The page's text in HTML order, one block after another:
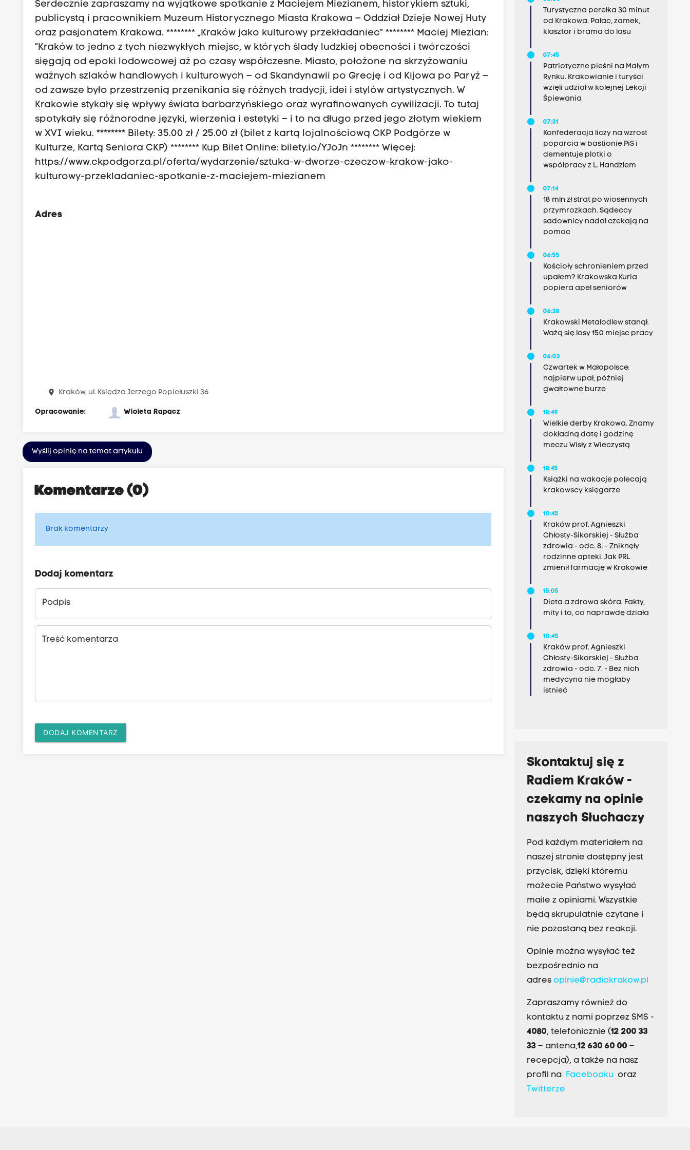
Serdecznie zapraszamy na wyjątkowe spotkanie z Maciejem Miezianem, historykiem sztuki,
publicystą i pracownikiem Muzeum Historycznego Miasta Krakowa – Oddział Dzieje Nowej Huty
oraz pasjonatem Krakowa. ******** „Kraków jako kulturowy przekładaniec” ******** Maciej Miezian:
”Kraków to jedno z tych niezwykłych miejsc, w których ślady ludzkiej obecności i twórczości
sięgają od epoki lodowcowej aż po czasy współczesne. Miasto, położone na skrzyżowaniu
ważnych szlaków handlowych i kulturowych – od Skandynawii po Grecję i od Kijowa po Paryż –
od zawsze było przestrzenią przenikania się różnych tradycji, idei i stylów artystycznych. W
Krakowie stykały się wpływy świata barbarzyńskiego oraz wyrafinowanych cywilizacji. To tutaj
spotykały się różnorodne języki, wierzenia i estetyki – i to na długo przed jego złotym wiekiem
w XVI wieku. ******** Bilety: 35.00 zł / 25.00 zł (bilet z kartą lojalnościową CKP Podgórze w
Kulturze, Kartą Seniora CKP) ******** Kup Bilet Online: bilety.io/YJoJn ******** Więcej:
https://www.ckpodgorza.pl/oferta/wydarzenie/sztuka-w-dworze-czeczow-krakow-jako-
kulturowy-przekladaniec-spotkanie-z-maciejem-miezianem
Adres
place Kraków, ul. Księdza Jerzego Popiełuszki 36
Opracowanie: Wioleta Rapacz
Wyślij opinię na temat artykułu
Komentarze (0)
Brak komentarzy
Dodaj komentarz
Podpis
Treść komentarza
DODAJ KOMENTARZ
Turystyczna perełka 30 minut
od Krakowa. Pałac, zamek,
klasztor i brama do lasu
07:45
Patriotyczne pieśni na Małym
Rynku. Krakowianie i turyści
wzięli udział w kolejnej Lekcji
Śpiewania
07:31
Konfederacja liczy na wzrost
poparcia w bastionie PiS i
dementuje plotki o
współpracy z L. Handzlem
07:14
18 mln zł strat po wiosennych
przymrozkach. Sądeccy
sadownicy nadal czekają na
pomoc
06:55
Kościoły schronieniem przed
upałem? Krakowska Kuria
popiera apel seniorów
06:28
Krakowski Metalodlew stanął.
Ważą się losy 150 miejsc pracy
06:03
Czwartek w Małopolsce:
najpierw upał, później
gwałtowne burze
18:49
Wielkie derby Krakowa. Znamy
dokładną datę i godzinę
meczu Wisły z Wieczystą
18:45
Książki na wakacje polecają
krakowscy księgarze
10:45
Kraków prof. Agnieszki
Chłosty-Sikorskiej - Służba
zdrowia - odc. 8. - Zniknęły
rodzinne apteki. Jak PRL
zmienił farmację w Krakowie
15:05
Dieta a zdrowa skóra. Fakty,
mity i to, co naprawdę działa
10:45
Kraków prof. Agnieszki
Chłosty-Sikorskiej - Służba
zdrowia - odc. 7. - Bez nich
medycyna nie mogłaby
istnieć
Skontaktuj się z
Radiem Kraków -
czekamy na opinie
naszych Słuchaczy
Pod każdym materiałem na
naszej stronie dostępny jest
przycisk, dzięki któremu
możecie Państwo wysyłać
maile z opiniami. Wszystkie
będą skrupulatnie czytane i
nie pozostaną bez reakcji.
Opinie można wysyłać też
bezpośrednio na
adres opinie@radiokrakow.pl
Zapraszamy również do
kontaktu z nami poprzez SMS -
4080, telefonicznie (12 200 33
33– antena,12 630 60 00 –
recepcja), a także na nasz
profil na Facebookuoraz
Twitterze